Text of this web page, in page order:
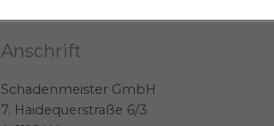
Anschrift
Schadenmeister GmbH
7. Haidequerstraße 6/3